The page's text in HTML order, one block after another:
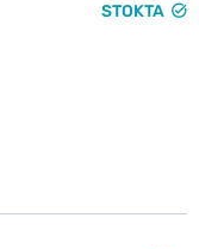
STOKTA